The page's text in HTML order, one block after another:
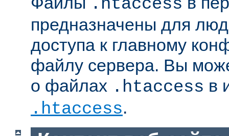
.htaccess
предназначены для
доступа к главному
файлу сервера. Вы
о файлах .htaccess в
.htaccess.